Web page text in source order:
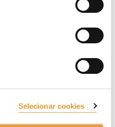
Selecionar cookies